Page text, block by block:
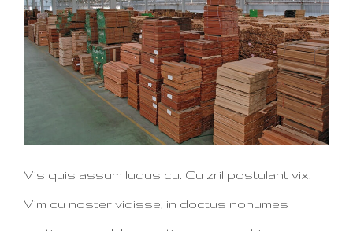
Vis quis assum ludus cu. Cu zril postulant vix.
Vim cu noster vidisse, in doctus nonumes